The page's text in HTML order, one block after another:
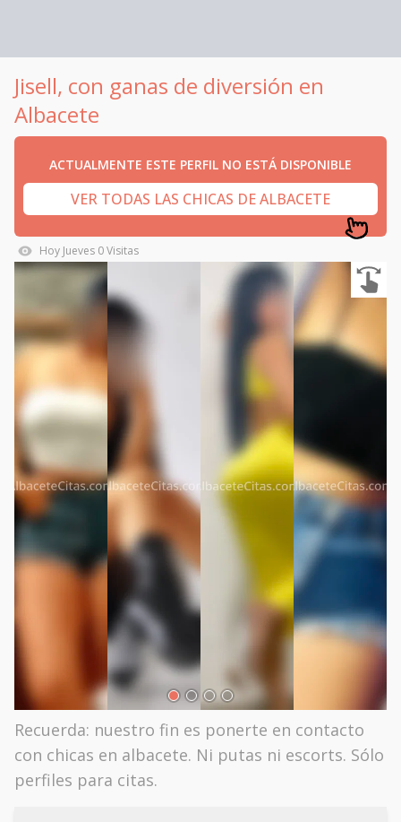
Jisell, con ganas de diversión en
Albacete
ACTUALMENTE ESTE PERFIL NO ESTÁ DISPONIBLE
VER TODAS LAS CHICAS DE ALBACETE
Hoy Jueves 0Visitas
Recuerda: nuestro fin es ponerte en contacto
con chicas en albacete. Ni putas ni escorts. Sólo
perfiles para citas.